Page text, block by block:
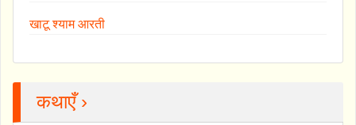
खाटू श्याम आरती
कथाएँ ›